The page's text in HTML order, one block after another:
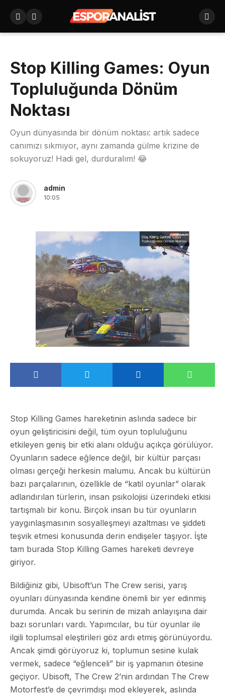
Stop Killing Games: Oyun
Topluluğunda Dönüm
Noktası
Oyun dünyasında bir dönüm noktası: artık sadece
canımızı sıkmıyor, aynı zamanda gülme krizine de
sokuyoruz! Hadi gel, durduralım! 😂
admin
10:05
Stop Killing Games hareketinin aslında sadece bir
oyun geliştiricisini değil, tüm oyun topluluğunu
etkileyen geniş bir etki alanı olduğu açıkça görülüyor.
Oyunların sadece eğlence değil, bir kültür parçası
olması gerçeği herkesin malumu. Ancak bu kültürün
bazı parçalarının, özellikle de “katil oyunlar” olarak
adlandırılan türlerin, insan psikolojisi üzerindeki etkisi
tartışmalı bir konu. Birçok insan bu tür oyunların
yaygınlaşmasının sosyalleşmeyi azaltması ve şiddeti
teşvik etmesi konusunda derin endişeler taşıyor. İşte
tam burada Stop Killing Games hareketi devreye
giriyor.
Bildiğiniz gibi, Ubisoft’un The Crew serisi, yarış
oyunları dünyasında kendine önemli bir yer edinmiş
durumda. Ancak bu serinin de mizah anlayışına dair
bazı sorunları vardı. Yapımcılar, bu tür oyunlar ile
ilgili toplumsal eleştirileri göz ardı etmiş görünüyordu.
Ancak şimdi görüyoruz ki, toplumun sesine kulak
vermek, sadece “eğlenceli” bir iş yapmanın ötesine
geçiyor. Ubisoft, The Crew 2’nin ardından The Crew
Motorfest’e de çevrimdışı mod ekleyerek, aslında